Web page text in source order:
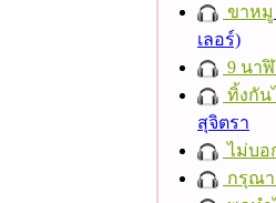
ขาหมู
เลอร์)
9 นา
ทิ้งกัน
สุจิตรา
ไม่บอ
กรุณา